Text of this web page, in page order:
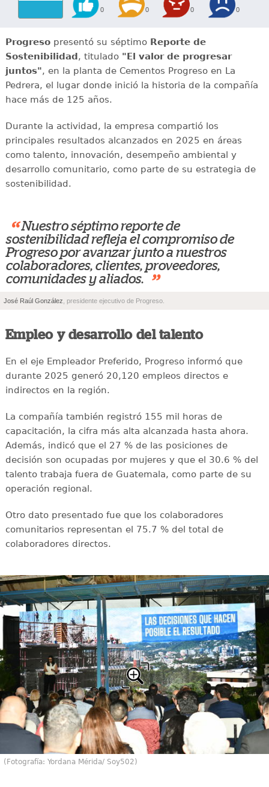
0 0 0 0
Progresopresentó su séptimo Reporte de
Sostenibilidad, titulado "El valor de progresar
juntos", en la planta de Cementos Progreso en La
Pedrera, el lugar donde inició la historia de la compañía
hace más de 125 años.
Durante la actividad, la empresa compartió los
principales resultados alcanzados en 2025 en áreas
como talento, innovación, desempeño ambiental y
desarrollo comunitario, como parte de su estrategia de
sostenibilidad.
“ Nuestro séptimo reporte de
sostenibilidad refleja el compromiso de
Progreso por avanzar junto a nuestros
colaboradores, clientes, proveedores,
comunidades y aliados.
”
José Raúl González , presidente ejecutivo de Progreso.
Empleo y desarrollo del talento
En el eje Empleador Preferido, Progreso informó que
durante 2025 generó 20,120 empleos directos e
indirectos en la región.
La compañía también registró 155 mil horas de
capacitación, la cifra más alta alcanzada hasta ahora.
Además, indicó que el 27 % de las posiciones de
decisión son ocupadas por mujeres y que el 30.6 % del
talento trabaja fuera de Guatemala, como parte de su
operación regional.
Otro dato presentado fue que los colaboradores
comunitarios representan el 75.7 % del total de
colaboradores directos.
(Fotografía: Yordana Mérida/ Soy502)